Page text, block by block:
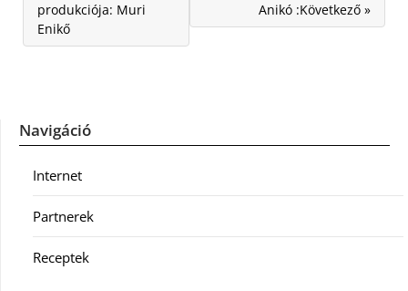
produkciója: Muri
Enikő
Anikó :Következő »
Navigáció
Internet
Partnerek
Receptek